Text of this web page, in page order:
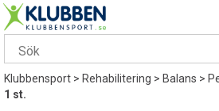
Klubbensport>Rehabilitering>Balans>
1 st.